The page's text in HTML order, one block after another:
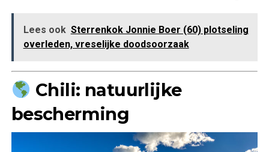
Lees ook Sterrenkok Jonnie Boer (60) plotseling
overleden, vreselijke doodsoorzaak
Chili: natuurlijke
bescherming